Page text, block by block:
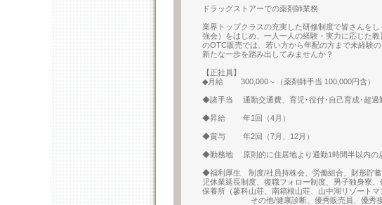
ドラッグストアーでの薬剤師業務
業界トップクラスの充実した研修制度で皆さんを
強会）をはじめ、一人一人の経験・実力に応じた
のOTC販売では、若い方から年配の方まで未経験
新たな一歩を踏み出してみませんか？
【正社員】
◆月給 300,000～（薬剤師手当 100,000円含）
◆諸手当 通勤交通費、育児･役付･自己育成･超過
◆昇給 年1回（4月）
◆賞与 年2回（7月、12月）
◆勤務地 原則的に住居地より通勤1時間半以内の
◆福利厚生 制度/社員持株会、労働組合、財形貯
児休業延長制度、復職フォロー制度、男子独身寮、
保養所（蓼科山荘、南箱根山荘、山中湖リゾートマ
その他/健康診断、優秀販売員、優秀接客